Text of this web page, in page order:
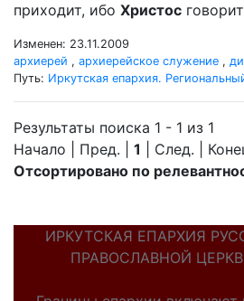
приходит, ибо Христос
Изменен: 23.11.2009
архиерей , архиерейское служение ,
Путь: Иркутская епархия.
Результаты поиска 1 - 1 из 1
Начало | Пред. | 1 | След. |
Отсортировано по
ИРКУТСКАЯ ЕПАРХИЯ
ПРАВОСЛАВНОЙ